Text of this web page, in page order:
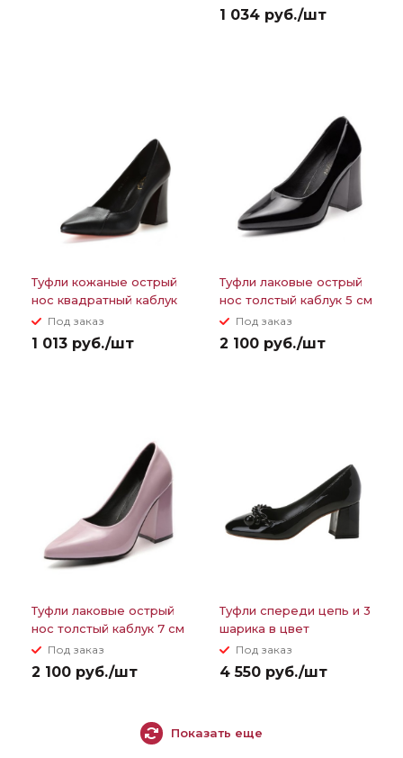
1 034 руб./шт
Туфли кожаные острый
нос квадратный каблук
8,5 смПод заказ
1 013 руб./шт
Туфли лаковые острый
нос толстый каблук 5 см
Под заказ
2 100 руб./шт
Туфли лаковые острый
нос толстый каблук 7 см
Под заказ
2 100 руб./шт
Туфли спереди цепь и 3
шарика в цвет
квадратный толстый
каблук 6,5 см
Под заказ
4 550 руб./шт
Показать еще